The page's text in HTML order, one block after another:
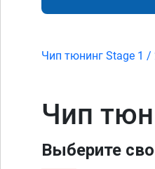
Чип тюнинг Stage 1 /
Чип
Выберите